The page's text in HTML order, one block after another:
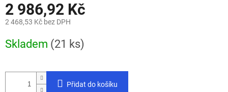
2 986,92 Kč
2 468,53 Kč bez DPH
cena:
Skladem (21 ks)
Přidat do košíku